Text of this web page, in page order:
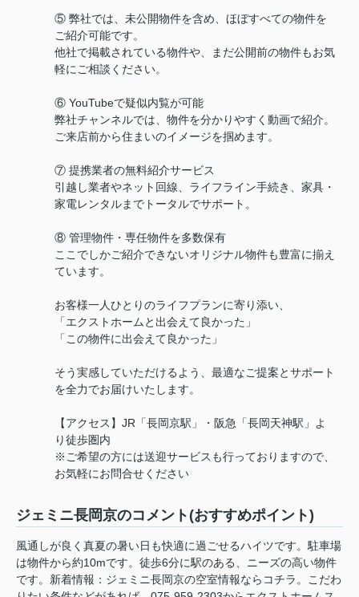
⑤ 弊社では、未公開物件を含め、ほぼすべての物件を
ご紹介可能です。
他社で掲載されている物件や、まだ公開前の物件もお気
軽にご相談ください。
⑥ YouTubeで疑似内覧が可能
弊社チャンネルでは、物件を分かりやすく動画で紹介。
ご来店前から住まいのイメージを掴めます。
⑦ 提携業者の無料紹介サービス
引越し業者やネット回線、ライフライン手続き、家具・
家電レンタルまでトータルでサポート。
⑧ 管理物件・専任物件を多数保有
ここでしかご紹介できないオリジナル物件も豊富に揃え
ています。
お客様一人ひとりのライフプランに寄り添い、
「エクストホームと出会えて良かった」
「この物件に出会えて良かった」
そう実感していただけるよう、最適なご提案とサポート
を全力でお届けいたします。
【アクセス】JR「長岡京駅」・阪急「長岡天神駅」よ
り徒歩圏内
※ご希望の方には送迎サービスも行っておりますので、
お気軽にお問合せください
ジェミニ長岡京のコメント(おすすめポイント)
風通しが良く真夏の暑い日も快適に過ごせるハイツです。駐車場
は物件から約10mです。徒歩6分に駅のある、ニーズの高い物件
です。新着情報：ジェミニ長岡京の空室情報ならコチラ。こだわ